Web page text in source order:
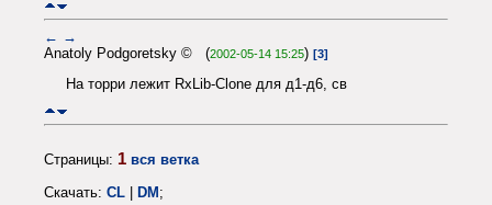
← →
Anatoly Podgoretsky © (2002-05-14 15:25) [3]
На торри лежит RxLib-Clone для д1-д6, св
Страницы: 1 вся ветка
Скачать: CL | DM;